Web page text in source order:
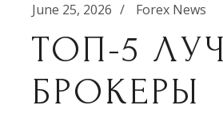
June 25, 2026 Forex News
ТОП-5
БРОКЕРЫ